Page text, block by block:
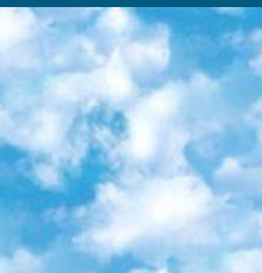
ориентируется на русскоязычную аудиторию, часть контента всё же доступна только на английском. 3. «Лекторий Физтеха» Проект Московского физико-технического института (Физтеха). С его помощью вы можете смотреть онлайн серии лекций, записанные на видео в этом вузе. В числе доступных предметов — физика, биология, химия, информационные технологии и другие. К некоторым лекциям администрация ресурса прилагает готовые конспекты, которые можно скачивать в PDF-формате. 4. ITMOcourses Онлайн-площадка Санкт-Петербургского национального исследовательского университета информационных технологий, механики и оптики (ИТМО). Ресурс предоставляет свободный доступ к курсам, разработанным в этом вузе. Каталог материалов разбит на четыре категории: «Оптические системы и технологии», «Приборостроение и робототехника», «Информационные технологии» и «Биотехнологии». Курсы состоят из видеолекций, интерактивных демонстраций и заданий. 5. «КиберЛенинка» Электронная научная библиотека открытого доступа. Каталог площадки регулярно обрастает текстами статей из различных научных изданий. Сгруппированные по журналам и рубрикам публикации можно читать онлайн или скачивать целиком в PDF-формате. Проект нацелен на популяризацию науки за счёт открытого доступа к качественной информации. 6. «ПостНаука» На этом ресурсе публикуют подборки видеолекций, составленные экспертами из разных отраслей и объединённые общими темами. Среди них, к примеру, есть серии «Биоинформатика и геномика», «Культура средневековой Скандинавии» и Cinema Studies о теории кино. Каждая подборка лекций — логически связанная история, рассказанная экспертом от первого лица. Кроме того, на сайте появляются научно-образовательные статьи и тесты на разные темы. 7. «Newочём» Команда проекта «Newочём» отбирает самые интересные тексты из англоязычных СМИ и переводит те из них, за которые голосуют участники сообщества «ВКонтакте». По большей части это научно-популярные статьи. Редакторы придумывают лишь заголовки, в остальном содержание переводов соответствует оригиналам. Полные тексты можно читать прямо в социальной сети. 8. InternetUrok Онлайн-база материалов по основным дисциплинам школьной программы. Информация на сайте структурирована по классам, предметам и темам (урокам). Каждый урок состоит из видеолекций и конспектов. Есть также интерактивные тренажёры и тесты для закрепления пройденного материала. Даже если вы давно окончили школу, возможность повторить программу старших классов всегда может пригодиться. 9. Edutainme Ещё один ресурс об образовании. В отличие от Newtonew, как мне кажется, Edutainme больше ориентируется на представителей индустрии: педагогов, предпринимателей, разработчиков образовательных проектов. Но и любой, кто просто стремится к саморазвитию, найдёт на сайте много полезного и интересного для себя. Например, информацию о новых курсах и образовательных сервисах. 10. Newtonew Онлайн-медиа об образовании и обучении в широком смысле. Авторы Newtonew пишут об инструментах, заведениях, тактиках и стратегиях, которые помогают учить других и получать новые знания самостоятельно. На этой площадке вы найдёте новости, обзоры, аналитические мат